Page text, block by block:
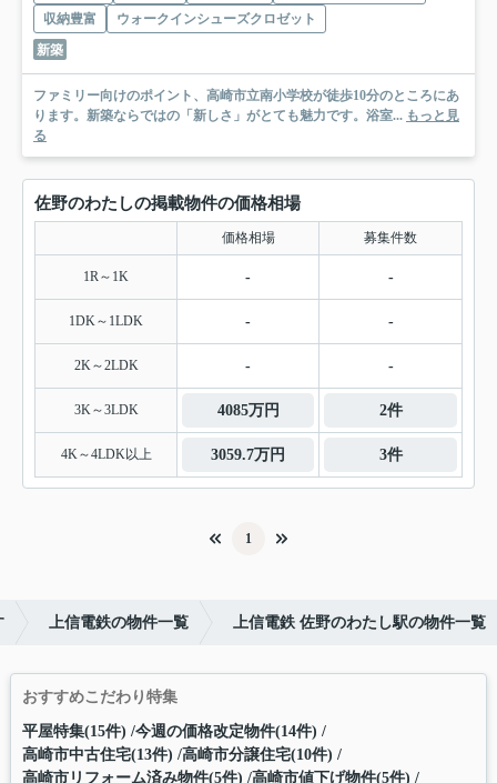
収納豊富
ウォークインシューズクロゼット
新築
ファミリー向けのポイント、高崎市立南小学校が徒歩10分のところにあ
ります。新築ならではの「新しさ」がとても魅力です。浴室... もっと見
る
佐野のわたしの掲載物件の価格相場
価格相場 募集件数
1R～1K - -
1DK～1LDK - -
2K～2LDK - -
3K～3LDK 4085万円 2件
4K～4LDK以上 3059.7万円 3件
1
上信電鉄の物件一覧 上信電鉄 佐野のわたし駅の物件一覧
おすすめこだわり特集
平屋特集(15件) 今週の価格改定物件(14件)
高崎市中古住宅(13件) 高崎市分譲住宅(10件)
高崎市リフォーム済み物件(5件) 高崎市値下げ物件(5件)